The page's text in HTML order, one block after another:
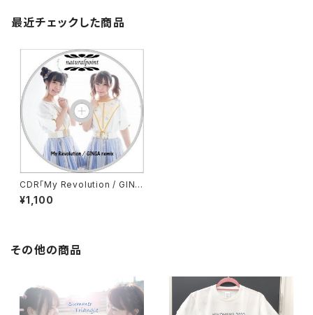
最近チェックした商品
CDR「My Revolution / GING
A remix」
¥1,100
その他の商品